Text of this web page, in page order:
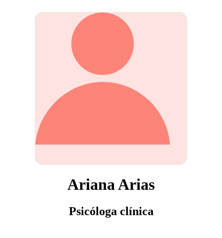
Ariana Arias
Psicóloga clínica